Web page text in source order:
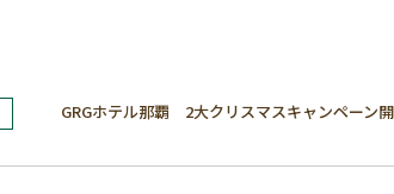
GRGホテル那覇 2大クリスマスキャンペーン